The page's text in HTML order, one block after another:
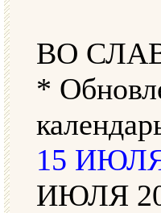
ВО
*
15
ИЮЛЯ